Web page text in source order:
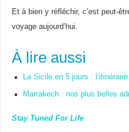
Et à bien y réfléchir, c’est peut-
voyage aujourd’hui.
À lire aussi
La Sicile en 5 jours :
Marrakech : nos plus belles
Stay Tuned For Life